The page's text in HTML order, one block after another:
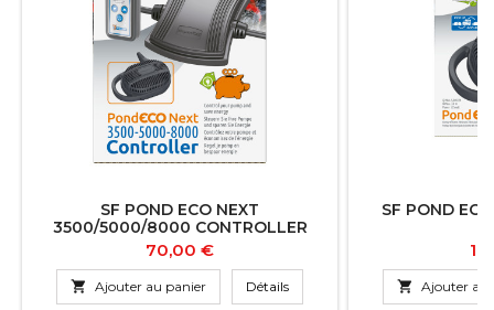
SF POND ECO NEXT
3500/5000/8000 CONTROLLER
Prix
70,00 €
 Ajouter au panier Détails
SF POND
 Ajouter au